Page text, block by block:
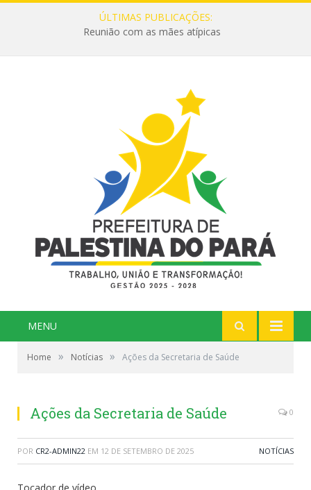
ÚLTIMAS PUBLICAÇÕES:
Reunião com as mães atípicas
MENU
Home » Notícias » Ações da Secretaria de Saúde
Ações da Secretaria de Saúde 0
POR CR2-ADMIN22 EM 12 DE SETEMBRO DE 2025 NOTÍCIAS